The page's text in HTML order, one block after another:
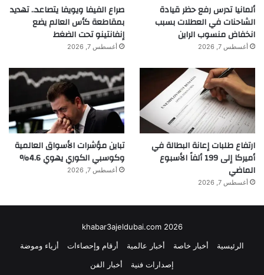
ألمانيا تدرس رفع حظر قيادة
الشاحنات في العطلات بسبب
انخفاض منسوب الراين
أغسطس 7, 2026
صراع الفيفا ويويفا يتصاعد.. تهديد
بمقاطعة كأس العالم يضع
إنفانتينو تحت الضغط
أغسطس 7, 2026
ارتفاع طلبات إعانة البطالة في
أميركا إلى 199 ألفاً الأسبوع
الماضي
أغسطس 7, 2026
تباين مؤشرات الأسواق العالمية
وكوسبي الكوري يهوي 4.6%
أغسطس 7, 2026
khabar3ajeldubai.com 2026
الرئيسية
أخبار خاصة أخبار عالمية أرقام وإحصاءات
أزياء وموضة
إصدارات فنية
أخبار الفن